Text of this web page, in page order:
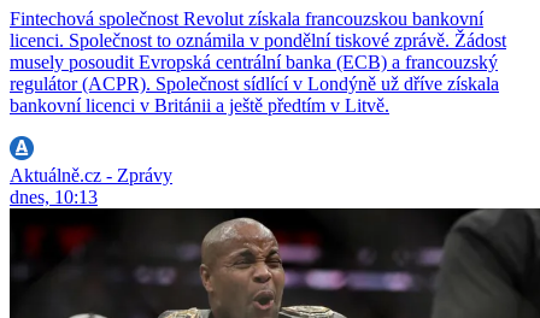
Fintechová společnost Revolut získala francouzskou bankovní
licenci. Společnost to oznámila v pondělní tiskové zprávě. Žádost
musely posoudit Evropská centrální banka (ECB) a francouzský
regulátor (ACPR). Společnost sídlící v Londýně už dříve získala
bankovní licenci v Británii a ještě předtím v Litvě.
Aktuálně.cz - Zprávy
dnes, 10:13